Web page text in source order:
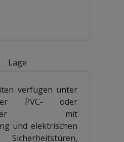
Lage
verfügen unter
PVC- oder
mit
und elektrischen